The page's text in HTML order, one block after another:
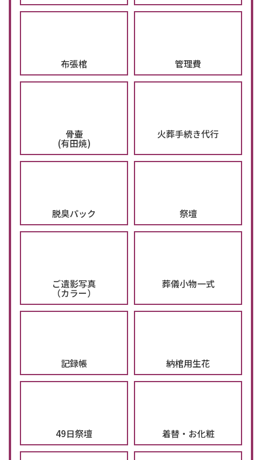
布張棺 管理費
骨壷
(有田焼)
火葬手続き代行
脱臭パック 祭壇
ご遺影写真
（カラー）
葬儀小物一式
記録帳 納棺用生花
49日祭壇 着替・お化粧